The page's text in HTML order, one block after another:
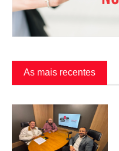
As mais recentes